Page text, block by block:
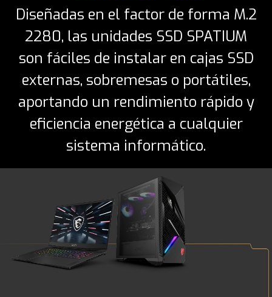
Diseñadas en el factor de forma M.2
2280, las unidades SSD SPATIUM
son fáciles de instalar en cajas SSD
externas, sobremesas o portátiles,
aportando un rendimiento rápido y
eficiencia energética a cualquier
sistema informático.